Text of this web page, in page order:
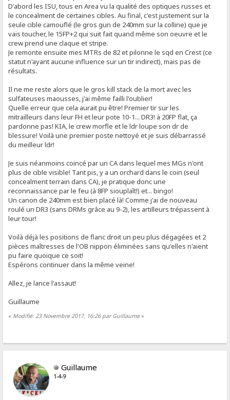
D'abord les ISU, tous en Area vu la qualité des optiques russes et
le concealment de certaines cibles. Au final, c'est justement sur la
seule cible camouflé (le gros gun de 240mm sur la colline) que je
vais toucher, le 15FP+2 qui suit fait quand même son oeuvre et le
crew prend une claque et stripe.
Je remonte ensuite mes MTRs de 82 et pilonne le sqd en Crest (ce
statut n'ayant aucune influence sur un tir indirect), mais pas de
résultats.
Il ne me reste alors que le gros kill stack de la mort avec les
sulfateuses maousses, j'ai même failli l'oublier!
Quelle erreur que cela aurait pu être! Premier tir sur les
mitrailleurs dans leur FH et leur pote 10-1... DR3! à 20FP flat, ça
pardonne pas! KIA, le crew morfle et le ldr loupe son dr de
blessure! Voilà une premier poste nettoyé et je suis débarrassé
du meilleur ldr!
Je suis néanmoins coincé par un CA dans lequel mes MGs n'ont
plus de cible visible! Tant pis, y a un orchard dans le coin (seul
concealment terrain dans CA), je pratique donc une
reconnaissance par le feu (à 8FP siouplaît!) et... bingo!
Un canon de 240mm est bien placé là! Comme j'ai de nouveau
roulé un DR3 (sans DRMs grâce au 9-2), les artilleurs trépassent à
leur tour!
Voilà déjà les positions de flanc droit un peu plus dégagées et 2
pièces maîtresses de l'OB nippon éliminées sans qu'elles n'aient
pu faire quoique ce soit!
Espérons continuer dans la même veine!
Allez, je lance l'assaut!
Guillaume
« Modifié: 23 Novembre 2017, 16:26 par Guillaume»
Guillaume
1-4-9